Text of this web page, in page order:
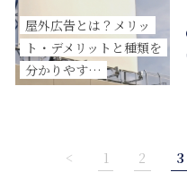
屋外広告とは？メリッ
ト・デメリットと種類を
分かりやす…
< 1 2 3